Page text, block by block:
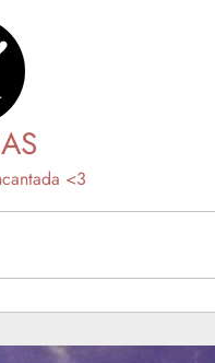
<3